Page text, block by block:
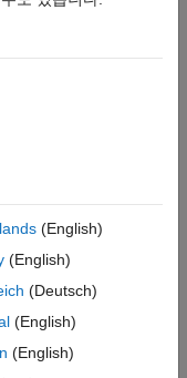
Extended Object
(English)
(English)
(Deutsch)
(English)
(English)